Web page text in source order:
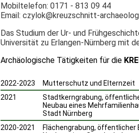
Mobiltelefon: 0171 - 813 09 44
Email: czylok@kreuzschnitt-
Das Studium der Ur- und
Universität zu Erlangen-Nürnberg mit
Archäologische Tätigkeiten für die
2022-2023
Mutterschutz und Elternzeit
2021
Stadtkerngrabung,
Neubau eines
Stadt Nürnberg
2020-2021
Flächengrabung, öffentlicher